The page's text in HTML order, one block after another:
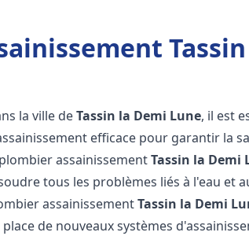
la ville deTassin la Demi Lune, il est
efficace pour garantir la
assainissementTassin la Demi
tous les problèmes liés à l'eau et
assainissementTassin la Demi
place de nouveaux systèmes